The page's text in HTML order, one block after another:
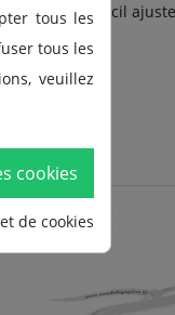
de latex Fácil
tous les
tous les
veuillez
cookies
de cookies